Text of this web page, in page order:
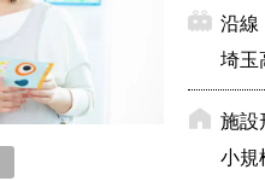
沿線
埼
施設
小規
小規模保育
働く！